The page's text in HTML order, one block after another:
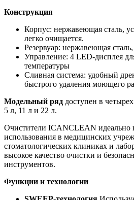
Конструкция
Корпус: нержавеющая сталь,
легко очищается.
Резервуар: нержавеющая
Управление: 4 LED-дисплея
температуры
Сливная система: удобный
быстрого удаления моющего
Модельный ряд доступен в
5 л, 11 л и 22 л.
Очистители ICANCLEAN идеально
использования в медицинских
стоматологических клиниках и
высокое качество очистки и
инструментов.
Функции и технологии